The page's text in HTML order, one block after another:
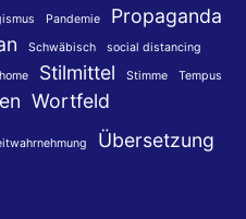
Pandemie
Propaganda
Schwäbisch
social distancing
Stilmittel Stimme
Tempus
Wortfeld
Übersetzung